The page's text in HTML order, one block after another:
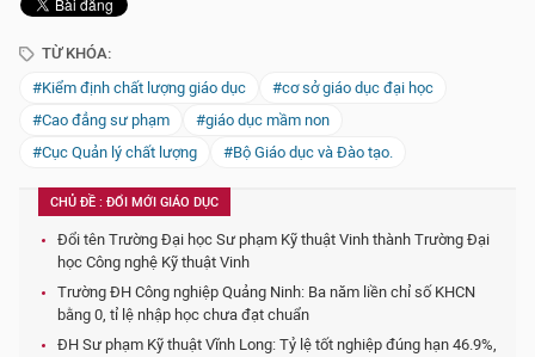
TỪ KHÓA:
#Kiểm định chất lượng giáo dục
#cơ sở giáo dục đại học
#Cao đẳng sư phạm
#giáo dục mầm non
#Cục Quản lý chất lượng
#Bộ Giáo dục và Đào tạo.
CHỦ ĐỀ : ĐỔI MỚI GIÁO DỤC
Đổi tên Trường Đại học Sư phạm Kỹ thuật Vinh thành Trường Đại
học Công nghệ Kỹ thuật Vinh
Trường ĐH Công nghiệp Quảng Ninh: Ba năm liền chỉ số KHCN
bằng 0, tỉ lệ nhập học chưa đạt chuẩn
ĐH Sư phạm Kỹ thuật Vĩnh Long: Tỷ lệ tốt nghiệp đúng hạn 46.9%,